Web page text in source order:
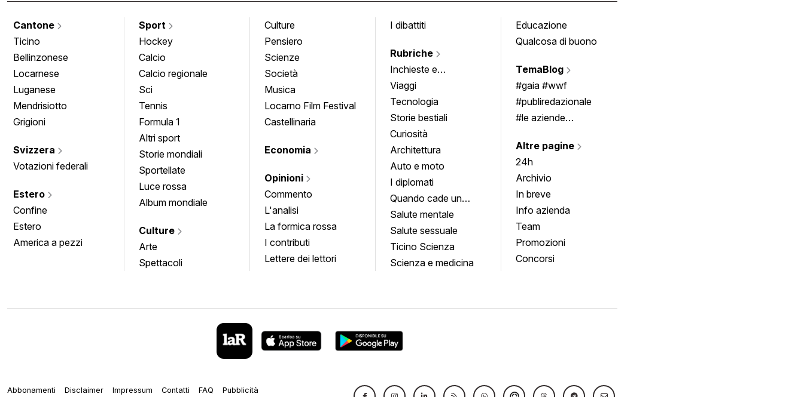
Cantone
Ticino
Bellinzonese
Locarnese
Luganese
Mendrisiotto
Grigioni
Svizzera
Votazioni federali
Estero
Confine
Estero
America a pezzi
Sport
Hockey
Calcio
Calcio regionale
Sci
Tennis
Formula 1
Altri sport
Storie mondiali
Sportellate
Luce rossa
Album mondiale
Culture
Arte
Spettacoli
Culture
Pensiero
Scienze
Società
Musica
Locarno Film Festival
Castellinaria
Economia
Opinioni
Commento
L'analisi
La formica rossa
I contributi
Lettere dei lettori
I dibattiti
Rubriche
Inchieste e
approfondimenti
Viaggi
Tecnologia
Storie bestiali
Curiosità
Architettura
Auto e moto
I diplomati
Quando cade un
quadro
Salute mentale
Salute sessuale
Ticino Scienza
Scienza e medicina
Educazione
Qualcosa di buono
TemaBlog
#gaia #wwf
#publiredazionale
#le aziende
Altre pagine
24h
Archivio
In breve
Info azienda
Team
Promozioni
Concorsi
Abbonamenti Disclaimer Impressum Contatti FAQ Pubblicità